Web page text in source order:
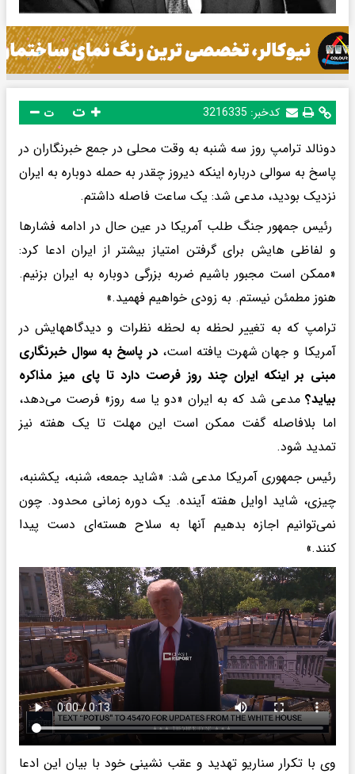
کدخبر: 3216335 ت
دونالد ترامپ روز سه شنبه به وقت محلی در جمع خبرنگاران در
پاسخ به سوالی درباره اینکه دیروز چقدر به حمله دوباره به ایران
نزدیک بودید، مدعی شد: یک ساعت فاصله داشتم.
رئیس جمهور جنگ طلب آمریکا در عین حال در ادامه فشارها
و لفاظی هایش برای گرفتن امتیاز بیشتر از ایران ادعا کرد:
«ممکن است مجبور باشیم ضربه بزرگی دوباره به ایران بزنیم.
هنوز مطمئن نیستم. به زودی خواهیم فهمید.»
ترامپ که به تغییر لحظه به لحظه نظرات و دیدگاههایش در
آمریکا و جهان شهرت یافته است، در پاسخ به سوال خبرنگاری
مبنی بر اینکه ایران چند روز فرصت دارد تا پای میز مذاکره
بیاید؟ مدعی شد که به ایران «دو یا سه روز» فرصت می‌دهد،
اما بلافاصله گفت ممکن است این مهلت تا یک هفته نیز
تمدید شود.
رئیس جمهوری آمریکا مدعی شد: «شاید جمعه، شنبه، یکشنبه،
چیزی، شاید اوایل هفته آینده. یک دوره زمانی محدود. چون
نمی‌توانیم اجازه بدهیم آنها به سلاح هسته‌ای دست پیدا
کنند.»
وی با تکرار سناریو تهدید و عقب نشینی خود با بیان این ادعا